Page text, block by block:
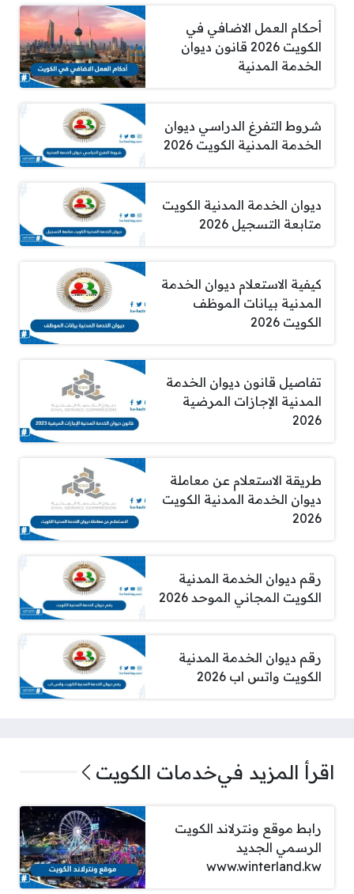
أحكام العمل الاضافي في
الكويت 2026 قانون ديوان
الخدمة المدنية
شروط التفرغ الدراسي ديوان
الخدمة المدنية الكويت 2026
ديوان الخدمة المدنية الكويت
متابعة التسجيل 2026
كيفية الاستعلام ديوان الخدمة
المدنية بيانات الموظف
الكويت 2026
تفاصيل قانون ديوان الخدمة
المدنية الإجازات المرضية
2026
طريقة الاستعلام عن معاملة
ديوان الخدمة المدنية الكويت
2026
رقم ديوان الخدمة المدنية
الكويت المجاني الموحد 2026
رقم ديوان الخدمة المدنية
الكويت واتس اب 2026
اقرأ المزيد فيخدمات الكويت
رابط موقع ونترلاند الكويت
الرسمي الجديد
www.winterland.kw